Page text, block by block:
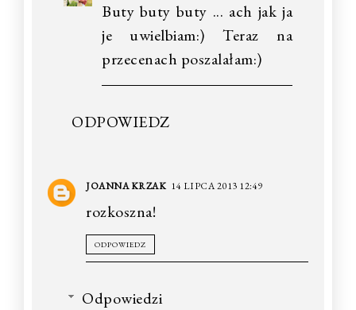
Buty buty buty ... ach jak ja
je uwielbiam:) Teraz na
przecenach poszalałam:)
ODPOWIEDZ
JOANNA KRZAK 14 LIPCA 2013 12:49
rozkoszna!
ODPOWIEDZ
Odpowiedzi